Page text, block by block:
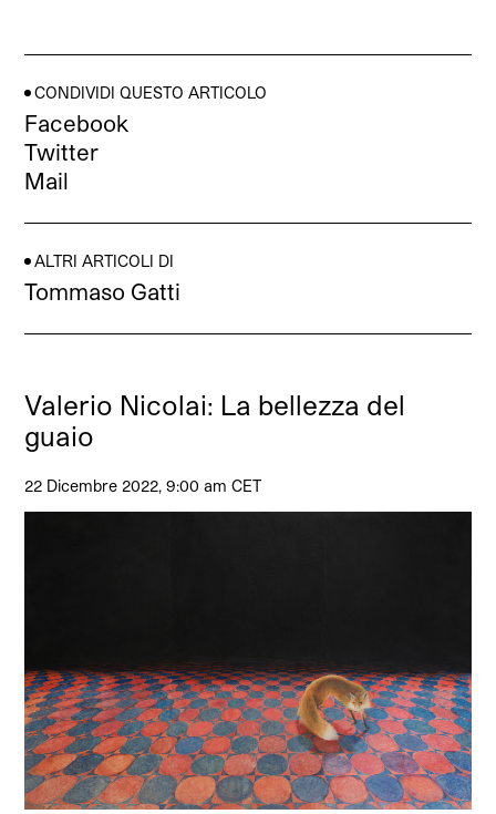
CONDIVIDI QUESTO ARTICOLO
Facebook
Twitter
Mail
ALTRI ARTICOLI DI
Tommaso Gatti
Valerio Nicolai: La bellezza del
guaio
22 Dicembre 2022, 9:00 am CET